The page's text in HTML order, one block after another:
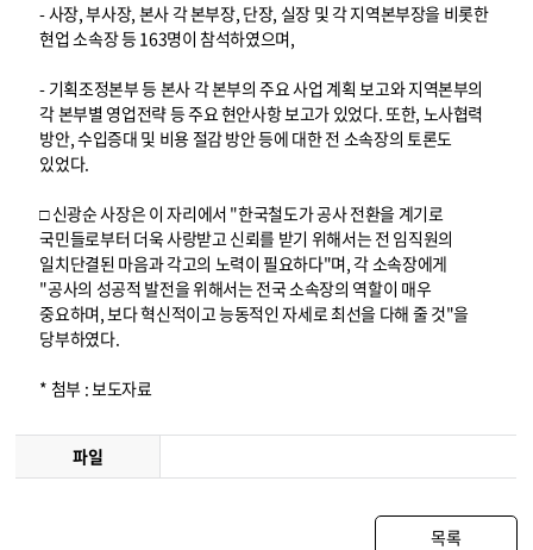
- 사장, 부사장, 본사 각 본부장, 단장, 실장 및 각 지역본부장을 비롯한
현업 소속장 등 163명이 참석하였으며,
- 기획조정본부 등 본사 각 본부의 주요 사업 계획 보고와 지역본부의
각 본부별 영업전략 등 주요 현안사항 보고가 있었다. 또한, 노사협력
방안, 수입증대 및 비용 절감 방안 등에 대한 전 소속장의 토론도
있었다.
□ 신광순 사장은 이 자리에서 "한국철도가 공사 전환을 계기로
국민들로부터 더욱 사랑받고 신뢰를 받기 위해서는 전 임직원의
일치단결된 마음과 각고의 노력이 필요하다"며, 각 소속장에게
"공사의 성공적 발전을 위해서는 전국 소속장의 역할이 매우
중요하며, 보다 혁신적이고 능동적인 자세로 최선을 다해 줄 것"을
당부하였다.
* 첨부 : 보도자료
파일
목록